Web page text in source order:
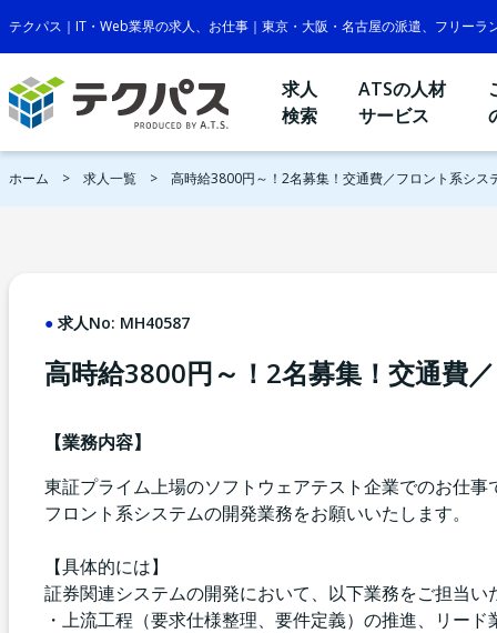
テクパス｜IT・Web業界の求人、お仕事｜東京・大阪・名古屋の派遣、フリーラ
求人
検索
ATSの人材
サービス
ホーム 求人一覧 高時給3800円～！2名募集！交通費／フロント系シス
求人No: MH40587
高時給3800円～！2名募集！交通費
【業務内容】
東証プライム上場のソフトウェアテスト企業でのお仕事
フロント系システムの開発業務をお願いいたします。
【具体的には】
証券関連システムの開発において、以下業務をご担当い
・上流工程（要求仕様整理、要件定義）の推進、リード